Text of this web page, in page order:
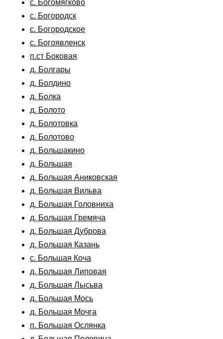
с. Богомягково
с. Богородск
с. Богородское
с. Богоявленск
п.ст Боковая
д. Болгары
д. Болдино
д. Болка
д. Болото
д. Болотовка
д. Болотово
д. Большакино
д. Большая
д. Большая Аниковская
д. Большая Вильва
д. Большая Головниха
д. Большая Гремяча
д. Большая Дуброва
д. Большая Казань
с. Большая Коча
д. Большая Липовая
д. Большая Лысьва
д. Большая Мось
д. Большая Мочга
п. Большая Ослянка